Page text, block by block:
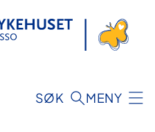
SØK MENY